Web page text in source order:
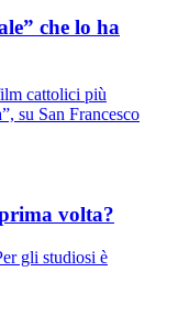
che lo ha
cattolici più
su San Francesco
volta?
gli studiosi è